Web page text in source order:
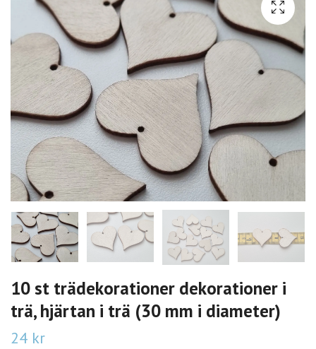
10 st trädekorationer dekorationer i
trä, hjärtan i trä (30 mm i diameter)
24 kr